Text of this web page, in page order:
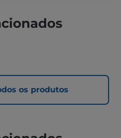
os produtos